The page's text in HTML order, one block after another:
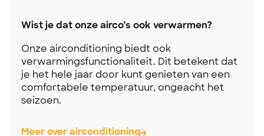
Wist je dat onze airco’s ook verwarmen?
Onze airconditioning biedt ook
verwarmingsfunctionaliteit. Dit betekent dat
je het hele jaar door kunt genieten van een
comfortabele temperatuur, ongeacht het
seizoen.
Meer over airconditioning